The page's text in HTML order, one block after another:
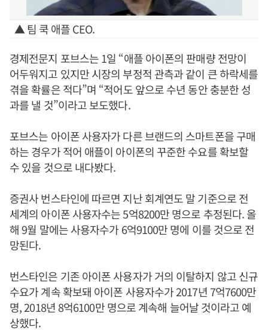
▲ 팀 쿡 애플 CEO.
경제전문지 포브스는 1일 “애플 아이폰의 판매량 전망이
어두워지고 있지만 시장의 부정적 관측과 같이 큰 하락세를
겪을 확률은 적다”며 “적어도 앞으로 수년 동안 충분한 성
과를 낼 것”이라고 보도했다.
포브스는 아이폰 사용자가 다른 브랜드의 스마트폰을 구매
하는 경우가 적어 애플이 아이폰의 꾸준한 수요를 확보할
수 있을 것으로 내다봤다.
증권사 번스타인에 따르면 지난 회계연도 말 기준으로 전
세계의 아이폰 사용자수는 5억8200만 명으로 추정된다. 올
해 9월 말에는 사용자수가 6억9100만 명에 이를 것으로 전
망된다.
번스타인은 기존 아이폰 사용자가 거의 이탈하지 않고 신규
수요가 계속 확보돼 아이폰 사용자수가 2017년 7억7600만
명, 2018년 8억6100만 명으로 계속해 늘어날 것이라고 예
상했다.